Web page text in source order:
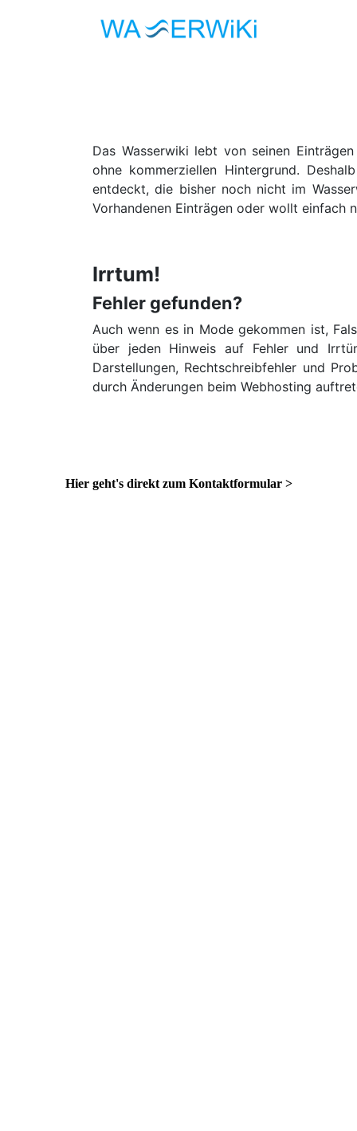
Das Wasserwiki lebt von seinen
ohne kommerziellen Hintergrund.
entdeckt, die bisher noch nicht im
Vorhandenen Einträgen oder wollt einfach
Irrtum!
Fehler gefunden?
Auch wenn es in Mode gekommen ist,
über jeden Hinweis auf Fehler und
Darstellungen, Rechtschreibfehler und
durch Änderungen beim Webhosting
Hier geht's direkt zum Kontaktformular >